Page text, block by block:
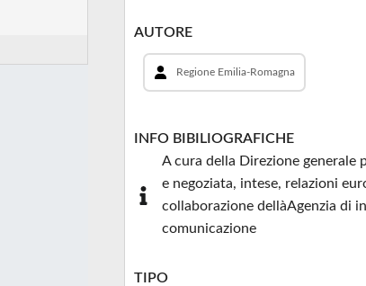
AUTORE
Regione Emilia-Romagna
INFO BIBILIOGRAFICHE
A cura della Direzione generale
e negoziata, intese, relazioni
collaborazione dellàAgenzia di
comunicazione
TIPO